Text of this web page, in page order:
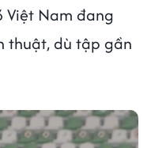
Việt Nam đang
thuật, dù tập gần